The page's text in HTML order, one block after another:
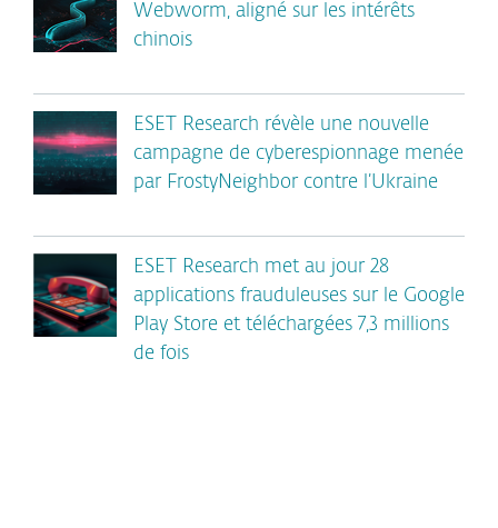
Webworm, aligné sur les intérêts
chinois
ESET Research révèle une nouvelle
campagne de cyberespionnage menée
par FrostyNeighbor contre l’Ukraine
ESET Research met au jour 28
applications frauduleuses sur le Google
Play Store et téléchargées 7,3 millions
de fois